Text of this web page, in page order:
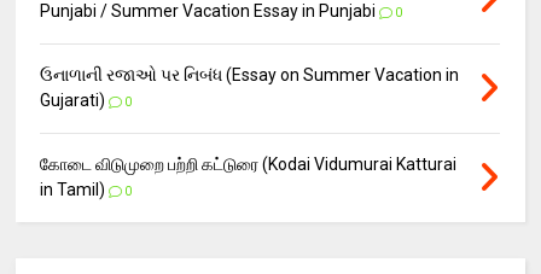
Punjabi / Summer Vacation Essay in Punjabi
0
ઉનાળાની રજાઓ પર નિબંધ (Essay on Summer Vacation in
Gujarati)
0
கோடை விடுமுறை பற்றி கட்டுரை (Kodai Vidumurai Katturai
in Tamil)
0